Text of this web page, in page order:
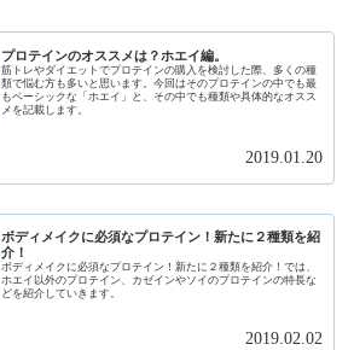
プロテインのオススメは？ホエイ編。
筋トレやダイエットでプロテインの購入を検討した際、多くの種
類で悩む方も多いと思います。今回はそのプロテインの中でも最
もベーシックな「ホエイ」と、その中でも種類や具体的なオスス
メを記載します。
2019.01.20
ボディメイクに必須なプロテイン！新たに２種類を紹
介！
ボディメイクに必須なプロテイン！新たに２種類を紹介！では、
ホエイ以外のプロテイン、カゼインやソイのプロテインの特長な
どを紹介していきます。
2019.02.02